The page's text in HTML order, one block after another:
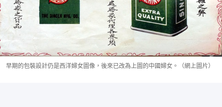
早期的包裝設計仍是西洋婦女圖像，後來已改為上圖的中國婦女。（網上圖片）